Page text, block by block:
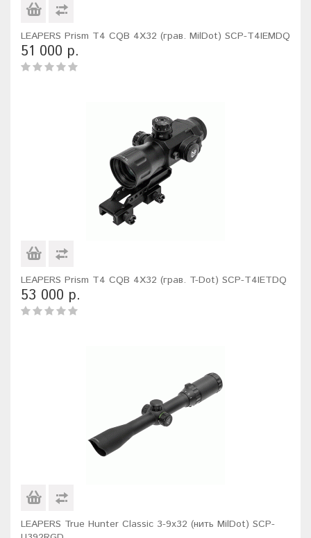
LEAPERS Prism T4 CQB 4X32 (грав. MilDot) SCP-T4IEMDQ
51 000 р.
LEAPERS Prism T4 CQB 4X32 (грав. T-Dot) SCP-T4IETDQ
53 000 р.
LEAPERS True Hunter Classic 3-9x32 (нить MilDot) SCP-